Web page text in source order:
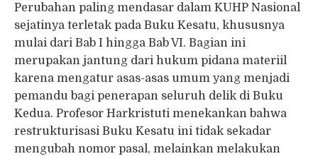
Perubahan paling mendasar dalam KUHP Nasional
sejatinya terletak pada Buku Kesatu, khususnya
mulai dari Bab I hingga Bab VI. Bagian ini
merupakan jantung dari hukum pidana materiil
karena mengatur asas-asas umum yang menjadi
pemandu bagi penerapan seluruh delik di Buku
Kedua. Profesor Harkristuti menekankan bahwa
restrukturisasi Buku Kesatu ini tidak sekadar
mengubah nomor pasal, melainkan melakukan